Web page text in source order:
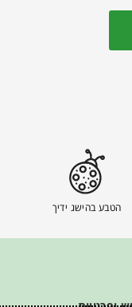
הטבע בהישג ידיך